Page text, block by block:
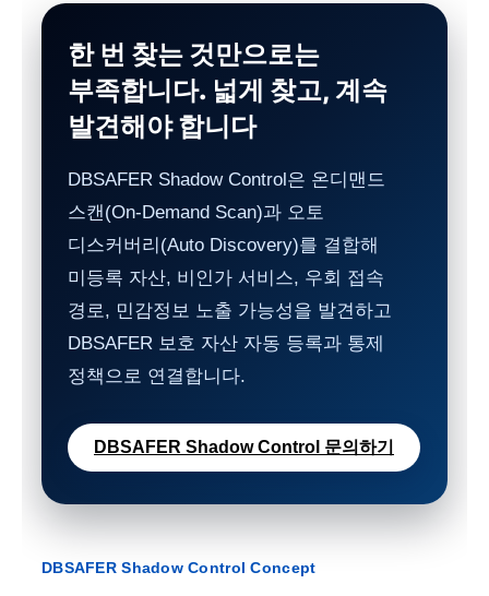
한 번 찾는 것만으로는
부족합니다. 넓게 찾고, 계속
발견해야 합니다
DBSAFER Shadow Control은 온디맨드
스캔(On-Demand Scan)과 오토
디스커버리(Auto Discovery)를 결합해
미등록 자산, 비인가 서비스, 우회 접속
경로, 민감정보 노출 가능성을 발견하고
DBSAFER 보호 자산 자동 등록과 통제
정책으로 연결합니다.
DBSAFER Shadow Control 문의하기
DBSAFER Shadow Control Concept